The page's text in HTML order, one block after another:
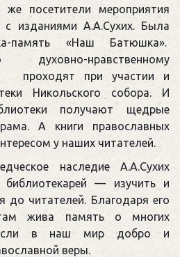
посетители мероприятия
с изданиями А.А.Сухих. Была
память «Наш Батюшка».
нравственному
проходят при участии и
Никольского собора. И
получают щедрые
А книги православных
у наших читателей.
наследие А.А.Сухих
— изучить и
до читателей. Благодаря его
жива память о многих
в наш мир добро и
веры.